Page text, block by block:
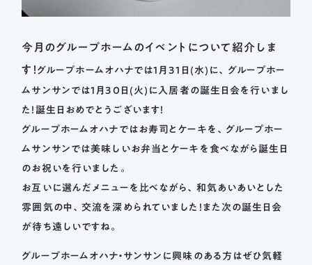
今月のグループホームのイベントについて紹介しま
す！ グループホームオハナでは1月31日(水)に、グループホー
ムサンサンでは1月30日(火)に入居者の誕生日会を行いまし
た！誕生日おめでとうございます！
グループホームオハナではお寿司とケーキを、グループホー
ムサンサンでは美味しいお弁当とケーキを食べながら誕生日
のお祝いを行いました。
お互いに選んだメニューを比べながら、和気あいあいとした
雰囲気の中、交流を深められていました！また次の誕生日会
が待ち遠しいですね。
グループホームオハナ・サンサンに興味のある方はぜひ気軽